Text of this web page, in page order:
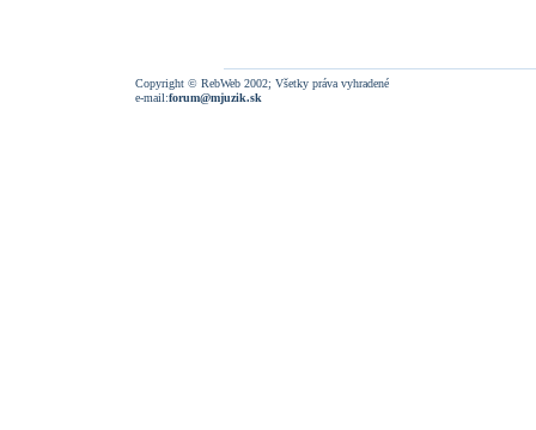
Copyright © RebWeb 2002; Všetky práva vyhradené
e-mail:forum@mjuzik.sk